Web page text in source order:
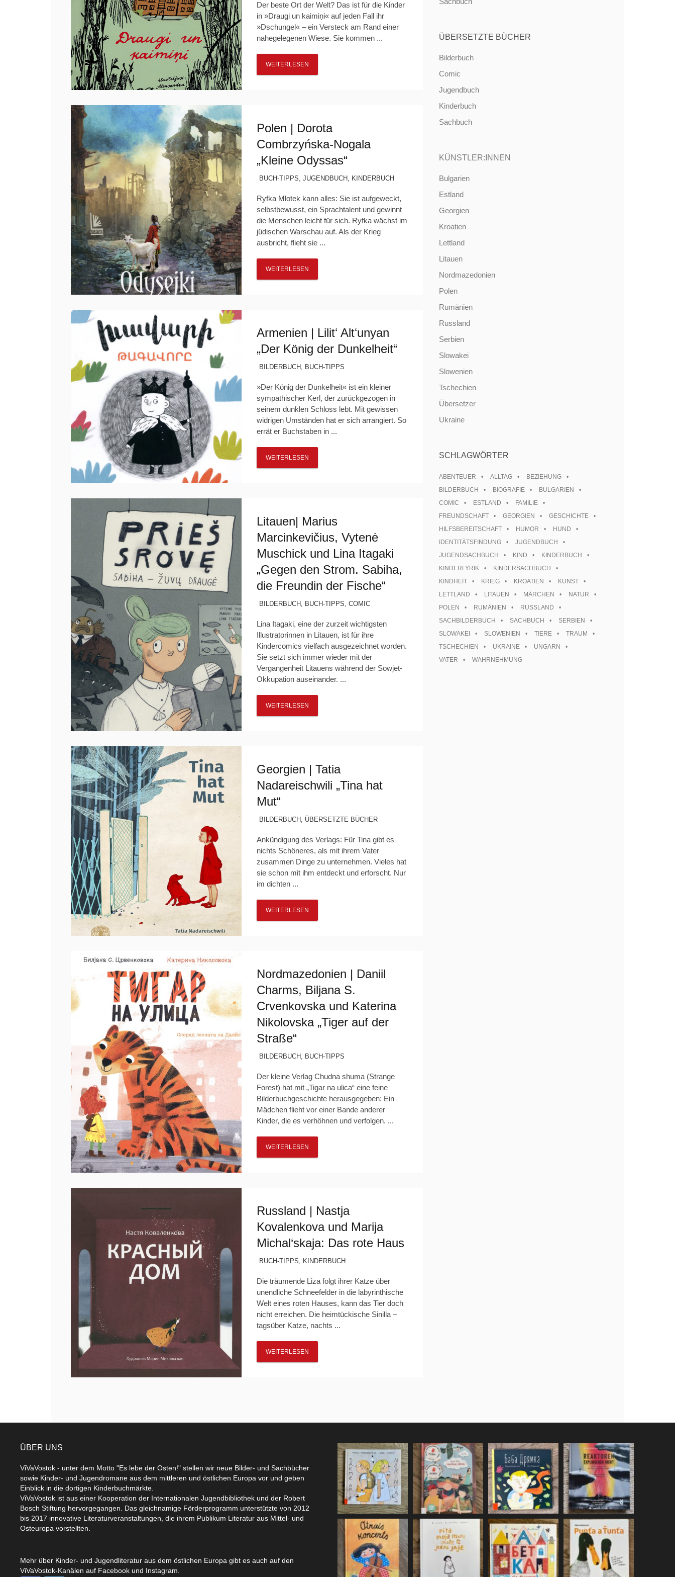
Der beste Ort der Welt? Das ist für die Kinder
in »Draugi un kaimiņi« auf jeden Fall ihr
»Dschungel« – ein Versteck am Rand einer
nahegelegenen Wiese. Sie kommen ...
WEITERLESEN
Polen | Dorota
Combrzyńska-Nogala
„Kleine Odyssas“
BUCH-TIPPS, JUGENDBUCH , KINDERBUCH
Ryfka Młotek kann alles: Sie ist aufgeweckt,
selbstbewusst, ein Sprachtalent und gewinnt
die Menschen leicht für sich. Ryfka wächst im
jüdischen Warschau auf. Als der Krieg
ausbricht, flieht sie ...
WEITERLESEN
Armenien | Lilitʻ Altʻunyan
„Der König der Dunkelheit“
BILDERBUCH , BUCH-TIPPS
»Der König der Dunkelheit« ist ein kleiner
sympathischer Kerl, der zurückgezogen in
seinem dunklen Schloss lebt. Mit gewissen
widrigen Umständen hat er sich arrangiert. So
errät er Buchstaben in ...
WEITERLESEN
Litauen| Marius
Marcinkevičius, Vytenė
Muschick und Lina Itagaki
„Gegen den Strom. Sabiha,
die Freundin der Fische“
BILDERBUCH , BUCH-TIPPS, COMIC
Lina Itagaki, eine der zurzeit wichtigsten
Illustratorinnen in Litauen, ist für ihre
Kindercomics vielfach ausgezeichnet worden.
Sie setzt sich immer wieder mit der
Vergangenheit Litauens während der Sowjet-
Okkupation auseinander. ...
WEITERLESEN
Georgien | Tatia
Nadareischwili „Tina hat
Mut“
BILDERBUCH , ÜBERSETZTE BÜCHER
Ankündigung des Verlags: Für Tina gibt es
nichts Schöneres, als mit ihrem Vater
zusammen Dinge zu unternehmen. Vieles hat
sie schon mit ihm entdeckt und erforscht. Nur
im dichten ...
WEITERLESEN
Nordmazedonien | Daniil
Charms, Biljana S.
Crvenkovska und Katerina
Nikolovska „Tiger auf der
Straße“
BILDERBUCH , BUCH-TIPPS
Der kleine Verlag Chudna shuma (Strange
Forest) hat mit „Tigar na ulica“ eine feine
Bilderbuchgeschichte herausgegeben: Ein
Mädchen flieht vor einer Bande anderer
Kinder, die es verhöhnen und verfolgen. ...
WEITERLESEN
Russland | Nastja
Kovalenkova und Marija
Michal‘skaja: Das rote Haus
BUCH-TIPPS, KINDERBUCH
Die träumende Liza folgt ihrer Katze über
unendliche Schneefelder in die labyrinthische
Welt eines roten Hauses, kann das Tier doch
nicht erreichen. Die heimtückische Sinilla –
tagsüber Katze, nachts ...
WEITERLESEN
ÜBERSETZTE BÜCHER
Bilderbuch
Comic
Jugendbuch
Kinderbuch
Sachbuch
KÜNSTLER:INNEN
Bulgarien
Estland
Georgien
Kroatien
Lettland
Litauen
Nordmazedonien
Polen
Rumänien
Russland
Serbien
Slowakei
Slowenien
Tschechien
Übersetzer
Ukraine
SCHLAGWÖRTER
ABENTEUER ALLTAG
BEZIEHUNG
BILDERBUCH
BIOGRAFIE
BULGARIEN
COMIC
ESTLAND
FAMILIE
FREUNDSCHAFT
GEORGIEN
GESCHICHTE
HILFSBEREITSCHAFT
HUMOR
HUND
IDENTITÄTSFINDUNG
JUGENDBUCH
JUGENDSACHBUCH
KIND
KINDERBUCH
KINDERLYRIK
KINDERSACHBUCH
KINDHEIT
KRIEG KROATIEN
KUNST
LETTLAND
LITAUEN MÄRCHEN
NATUR
POLEN
RUMÄNIEN
RUSSLAND
SACHBILDERBUCH
SACHBUCH
SERBIEN
SLOWAKEI
SLOWENIEN TIERE
TRAUM
TSCHECHIEN
UKRAINE
UNGARN
VATER
WAHRNEHMUNG
ÜBER UNS
ViVaVostok - unter dem Motto "Es lebe der Osten!" stellen wir neue Bilder- und Sachbücher
sowie Kinder- und Jugendromane aus dem mittleren und östlichen Europa vor und geben
Einblick in die dortigen Kinderbuchmärkte.
ViVaVostok ist aus einer Kooperation der Internationalen Jugendbibliothek und der Robert
Bosch Stiftung hervorgegangen. Das gleichnamige Förderprogramm unterstützte von 2012
bis 2017 innovative Literaturveranstaltungen, die ihrem Publikum Literatur aus Mittel- und
Osteuropa vorstellten.
Mehr über Kinder- und Jugendliteratur aus dem östlichen Europa gibt es auch auf den
ViVaVostok-Kanälen auf Facebook und Instagram.